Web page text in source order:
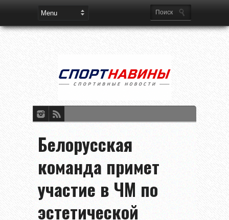
Белорусская
команда примет
участие в ЧМ по
эстетической